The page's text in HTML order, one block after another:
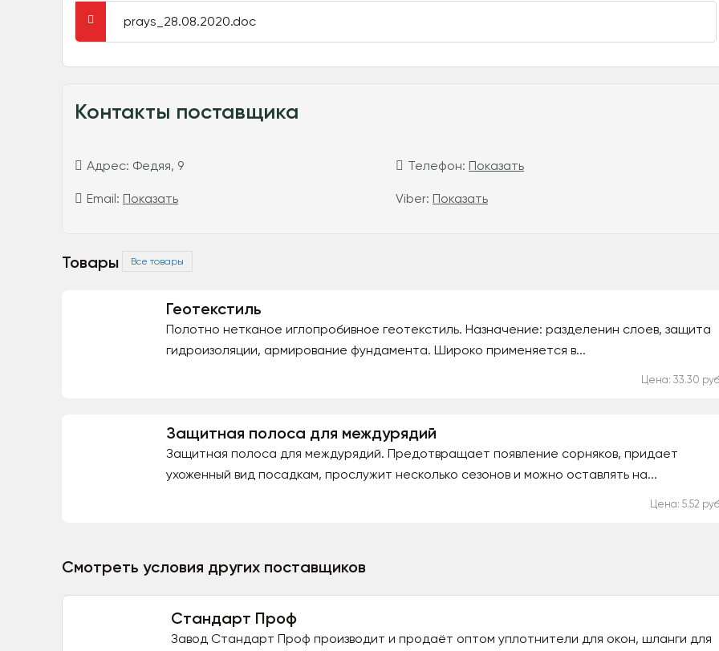
prays_28.08.2020.doc
Контакты поставщика
Адрес: Федяя, 9 Телефон: Показать
Email: Показать Viber: Показать
Товары Все товары
Геотекстиль
Полотно нетканое иглопробивное геотекстиль. Назначение: разделенин слоев, защита
гидроизоляции, армирование фундамента. Широко применяется в...
Цена: 33.30
Защитная полоса для междурядий
Защитная полоса для междурядий. Предотвращает появление сорняков, придает
ухоженный вид посадкам, прослужит несколько сезонов и можно оставлять на...
Цена: 5.52
Смотреть условия других поставщиков
Стандарт Проф
Завод Стандарт Проф производит и продаёт оптом уплотнители для окон, шланги для